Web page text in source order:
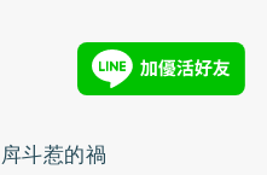
斗惹的禍